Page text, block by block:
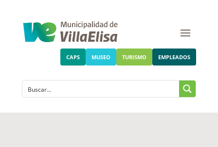
CAPS MUSEO TURISMO EMPLEADOS